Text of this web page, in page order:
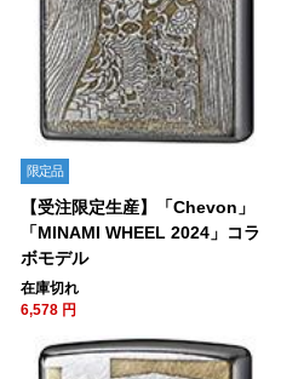
限定品
【受注限定生産】「Chevon」
「MINAMI WHEEL 2024」コラ
ボモデル
在庫切れ
6,578 円